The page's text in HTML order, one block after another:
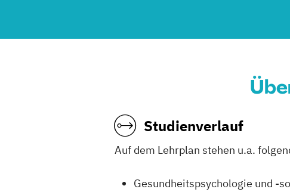
Studienverlauf
Auf dem Lehrplan stehen u.a.
Gesundheitspsychologie und -